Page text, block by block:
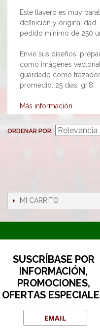
Este llavero es muy
definición y originalidad.
pedido mínimo de 250
Envíe sus diseños,
como imágenes
guardado como
promedio: 25 días. gr.8.
Más información
ORDENAR POR
MI CARRITO
SUSCRÍBASE POR
INFORMACIÓN,
PROMOCIONES,
OFERTAS